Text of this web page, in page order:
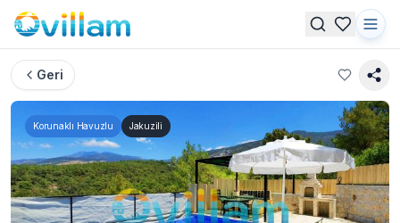
Geri
Korunaklı Havuzlu Jakuzili